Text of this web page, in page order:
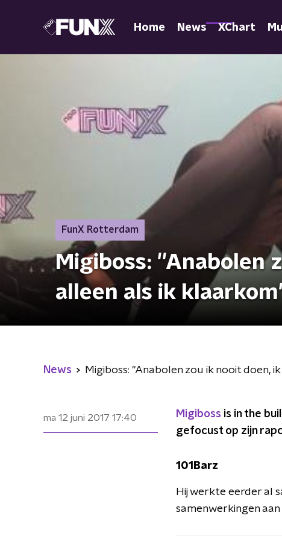
Home News XChart
FunX Rotterdam
Migiboss: ''Anabolen
alleen als ik
News Migiboss: ''Anabolen zou ik nooit doen,
ma 12 juni 2017 17:40 Migiboss is in the
gefocust op zijn
101Barz
Hij werkte eerder al
samenwerkingen